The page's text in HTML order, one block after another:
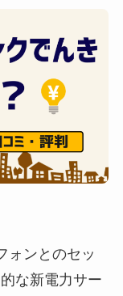
ォンとのセッ
な新電力サー